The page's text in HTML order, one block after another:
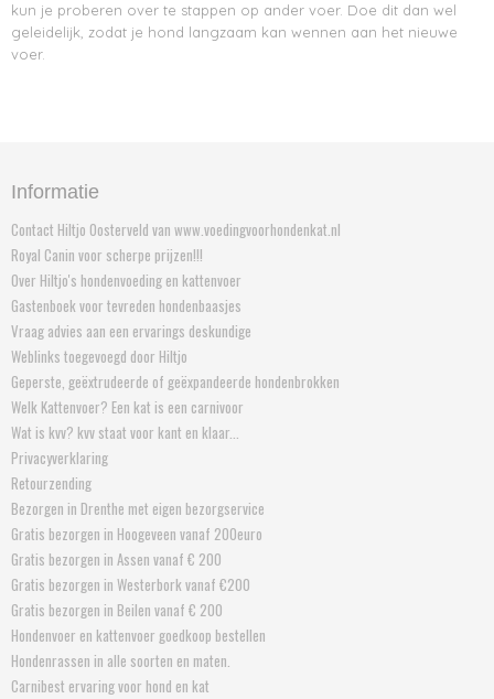
kun je proberen over te stappen op ander voer. Doe dit dan wel
geleidelijk, zodat je hond langzaam kan wennen aan het nieuwe
voer.
Informatie
Contact Hiltjo Oosterveld van www.voedingvoorhondenkat.nl
Royal Canin voor scherpe prijzen!!!
Over Hiltjo's hondenvoeding en kattenvoer
Gastenboek voor tevreden hondenbaasjes
Vraag advies aan een ervarings deskundige
Weblinks toegevoegd door Hiltjo
Geperste, geëxtrudeerde of geëxpandeerde hondenbrokken
Welk Kattenvoer? Een kat is een carnivoor
Wat is kvv? kvv staat voor kant en klaar...
Privacyverklaring
Retourzending
Bezorgen in Drenthe met eigen bezorgservice
Gratis bezorgen in Hoogeveen vanaf 200euro
Gratis bezorgen in Assen vanaf € 200
Gratis bezorgen in Westerbork vanaf €200
Gratis bezorgen in Beilen vanaf € 200
Hondenvoer en kattenvoer goedkoop bestellen
Hondenrassen in alle soorten en maten.
Carnibest ervaring voor hond en kat